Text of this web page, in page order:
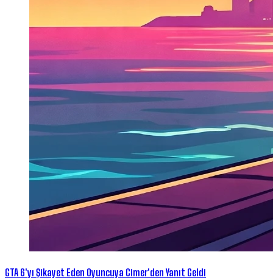
GTA 6'yı Şikayet Eden Oyuncuya Cimer'den Yanıt Geldi